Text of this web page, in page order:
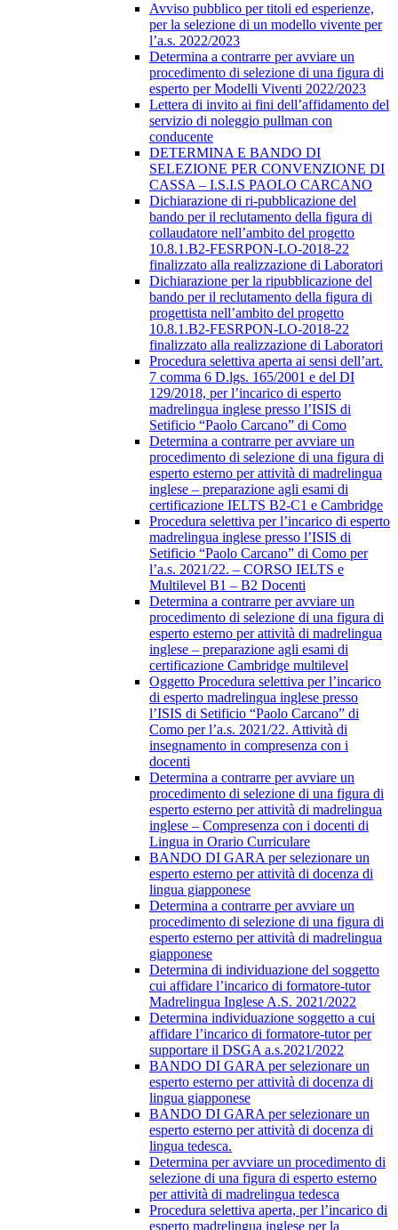
Avviso pubblico per titoli ed esperienze,
per la selezione di un modello vivente per
l’a.s. 2022/2023
Determina a contrarre per avviare un
procedimento di selezione di una figura di
esperto per Modelli Viventi 2022/2023
Lettera di invito ai fini dell’affidamento del
servizio di noleggio pullman con
conducente
DETERMINA E BANDO DI
SELEZIONE PER CONVENZIONE DI
CASSA – I.S.I.S PAOLO CARCANO
Dichiarazione di ri-pubblicazione del
bando per il reclutamento della figura di
collaudatore nell’ambito del progetto
10.8.1.B2-FESRPON-LO-2018-22
finalizzato alla realizzazione di Laboratori
Dichiarazione per la ripubblicazione del
bando per il reclutamento della figura di
progettista nell’ambito del progetto
10.8.1.B2-FESRPON-LO-2018-22
finalizzato alla realizzazione di Laboratori
Procedura selettiva aperta ai sensi dell’art.
7 comma 6 D.lgs. 165/2001 e del DI
129/2018, per l’incarico di esperto
madrelingua inglese presso l’ISIS di
Setificio “Paolo Carcano” di Como
Determina a contrarre per avviare un
procedimento di selezione di una figura di
esperto esterno per attività di madrelingua
inglese – preparazione agli esami di
certificazione IELTS B2-C1 e Cambridge
Procedura selettiva per l’incarico di esperto
madrelingua inglese presso l’ISIS di
Setificio “Paolo Carcano” di Como per
l’a.s. 2021/22. – CORSO IELTS e
Multilevel B1 – B2 Docenti
Determina a contrarre per avviare un
procedimento di selezione di una figura di
esperto esterno per attività di madrelingua
inglese – preparazione agli esami di
certificazione Cambridge multilevel
Oggetto Procedura selettiva per l’incarico
di esperto madrelingua inglese presso
l’ISIS di Setificio “Paolo Carcano” di
Como per l’a.s. 2021/22. Attività di
insegnamento in compresenza con i
docenti
Determina a contrarre per avviare un
procedimento di selezione di una figura di
esperto esterno per attività di madrelingua
inglese – Compresenza con i docenti di
Lingua in Orario Curriculare
BANDO DI GARA per selezionare un
esperto esterno per attività di docenza di
lingua giapponese
Determina a contrarre per avviare un
procedimento di selezione di una figura di
esperto esterno per attività di madrelingua
giapponese
Determina di individuazione del soggetto
cui affidare l’incarico di formatore-tutor
Madrelingua Inglese A.S. 2021/2022
Determina individuazione soggetto a cui
affidare l’incarico di formatore-tutor per
supportare il DSGA a.s.2021/2022
BANDO DI GARA per selezionare un
esperto esterno per attività di docenza di
lingua giapponese
BANDO DI GARA per selezionare un
esperto esterno per attività di docenza di
lingua tedesca.
Determina per avviare un procedimento di
selezione di una figura di esperto esterno
per attività di madrelingua tedesca
Procedura selettiva aperta, per l’incarico di
esperto madrelingua inglese per la